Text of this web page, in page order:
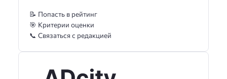
📝 Попасть в рейтинг
🎯 Критерии оценки
📞 Связаться с редакцией